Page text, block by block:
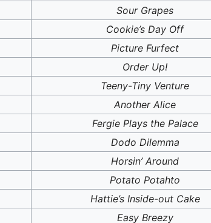
Sour Grapes
Cookie’s Day Off
Picture Furfect
Order Up!
Teeny-Tiny Venture
Another Alice
Fergie Plays the Palace
Dodo Dilemma
Horsin’ Around
Potato Potahto
Hattie’s Inside-out Cake
Easy Breezy